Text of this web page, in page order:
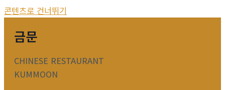
콘텐츠로 건너뛰기
금문
CHINESE RESTAURANT
KUMMOON